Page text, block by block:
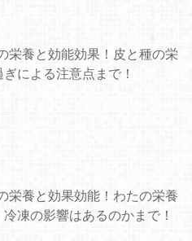
栄養と効能効果！皮と種の栄
による注意点まで！
栄養と効果効能！わたの栄養
凍の影響はあるのかまで！